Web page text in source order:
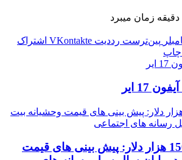
‫پین‌ترست ‫رددیت ‫VKontakte اشتراک
چاپ
28 هزار دلار تا 150 هزار دلار: پیش بینی های قیمت وحشیانه بیت
رسانه های اجتماعی
از 28 هزار دلار تا 150 هزار دلار: پیش بینی های قیمت